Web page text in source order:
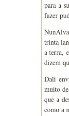
para a
fazer
trinta
a terra,
dizem
Dali
muito
que a
como a